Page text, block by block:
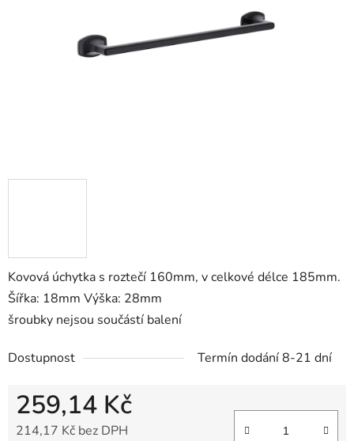
Kovová úchytka s roztečí 160mm, v celkové délce 185mm.
Šířka: 18mm Výška: 28mm
šroubky nejsou součástí balení
Dostupnost Termín dodání 8-21 dní
259,14 Kč
214,17 Kč bez DPH